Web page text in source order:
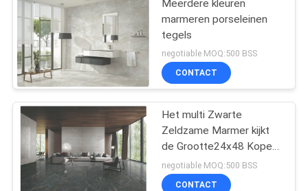
Meerdere kleuren
marmeren porseleinen
tegels
negotiable MOQ:500 BSS
CONTACT
Het multi Zwarte
Zeldzame Marmer kijkt
de Grootte24x48 Koper
Donamita van de
Porseleintegel
negotiable MOQ:500 BSS
CONTACT